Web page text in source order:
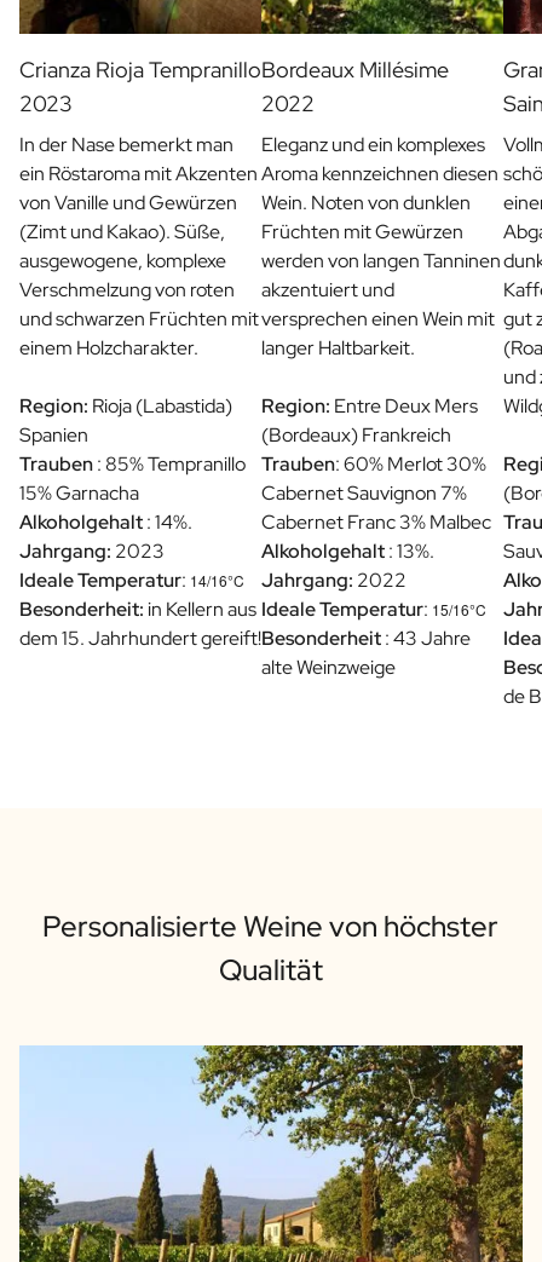
Crianza Rioja Tempranillo
2023
In der Nase bemerkt man
ein Röstaroma mit Akzenten
von Vanille und Gewürzen
(Zimt und Kakao). Süße,
ausgewogene, komplexe
Verschmelzung von roten
und schwarzen Früchten mit
einem Holzcharakter.
Region: Rioja (Labastida)
Spanien
Trauben: 85% Tempranillo
15% Garnacha
Alkoholgehalt: 14%.
Jahrgang: 2023
Ideale Temperatur: 14/16°C
Besonderheit: in Kellern aus
dem 15. Jahrhundert gereift!
Bordeaux Millésime
2022
Eleganz und ein komplexes
Aroma kennzeichnen diesen
Wein. Noten von dunklen
Früchten mit Gewürzen
werden von langen Tanninen
akzentuiert und
versprechen einen Wein mit
langer Haltbarkeit.
Region: Entre Deux Mers
(Bordeaux) Frankreich
Trauben: 60% Merlot 30%
Cabernet Sauvignon 7%
Cabernet Franc 3% Malbec
Alkoholgehalt: 13%.
Jahrgang: 2022
Ideale Temperatur: 15/16°C
Besonderheit: 43 Jahre
alte Weinzweige
gut
und
de
Personalisierte Weine von höchster
Qualität